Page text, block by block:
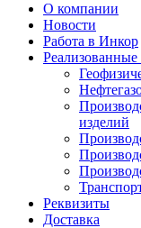
О компании
Новости
Работа в Инкор
изделий
Реквизиты
Доставка